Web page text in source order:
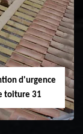
de
31
d'urgence
toiture 31